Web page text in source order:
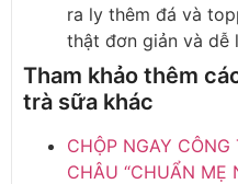
ra ly thêm đá và
thật đơn giản và dễ
Tham khảo thêm
trà sữa khác
CHỘP NGAY
CHÂU “CHUẨN MẸ